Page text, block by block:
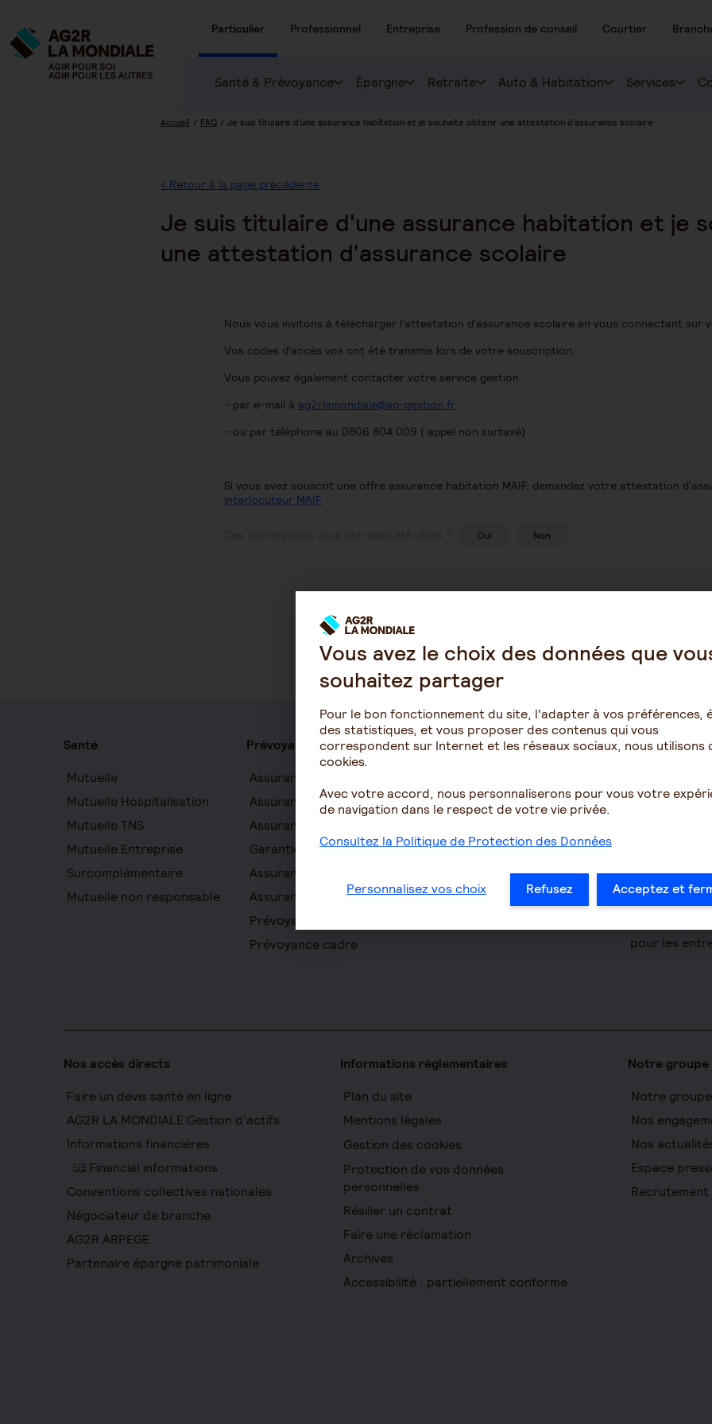
Particulier Professionnel Entreprise Profession de conseil Courtier
Santé & Prévoyance Épargne Retraite Auto & Habitation Services
Accueil FAQ Je suis titulaire d'une assurance habitation et je souhaite obtenir une attestation d'assurance scolaire
< Retour à la page précédente
Je suis titulaire d'une assurance habitation et je
une attestation d'assurance scolaire
Nous vous invitons à télécharger l'attestation d'assurance scolaire en vous connectant sur
Vos codes d'accès vos ont été transmis lors de votre souscription.
Vous pouvez également contacter votre service gestion.
- par e-mail à ag2rlamondiale@ap-gestion.fr
- ou par téléphone au 0806 804 009 ( appel non surtaxé)
Si vous avez souscrit une offre assurance habitation MAIF, demandez votre attestation
interlocuteur MAIF
Oui Non
Santé
Mutuelle
Mutuelle Hospitalisation
Mutuelle TNS
Mutuelle Entreprise
Surcomplémentaire
Mutuelle non responsable
Prévoyance
Assurance autonomie
Assurance décès
Assurance obsèques
Garantie Protection Accident
Assurance prévoyance TNS
Assurance homme clé
Prévoyance entreprise
Prévoyance cadre
Épargne
PERIN
PERO
Contrat de capitalisation
Retraite
pour seniors
Les
à la retraite
Les
pour les
Nos accès directs
Faire un devis santé en ligne
AG2R LA MONDIALE Gestion d’actifs
Informations financières
Financial informations
Conventions collectives nationales
Négociateur de branche
AG2R ARPEGE
Partenaire épargne patrimoniale
Informations réglementaires
Plan du site
Mentions légales
Gestion des cookies
Protection de vos données
personnelles
Résilier un contrat
Faire une réclamation
Archives
Accessibilité : partiellement conforme
Notre groupe
Notre groupe
Nos
Nos
Espace
Recrutement
Vous avez le choix des données que
souhaitez partager
Pour le bon fonctionnement du site, l'adapter à vos préférences,
des statistiques, et vous proposer des contenus qui vous
correspondent sur Internet et les réseaux sociaux, nous utilisons
cookies.
Avec votre accord, nous personnaliserons pour vous votre
de navigation dans le respect de votre vie privée.
Consultez la Politique de Protection des Données
Personnalisez vos choix Refusez Acceptez et